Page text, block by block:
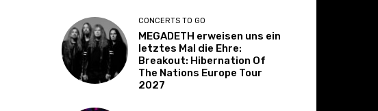
CONCERTS TO GO
MEGADETH erweisen uns ein
letztes Mal die Ehre:
Breakout: Hibernation Of
The Nations Europe Tour
2027